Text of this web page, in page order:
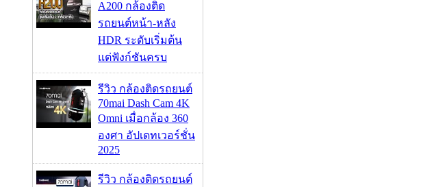
A200 กล้องติด
รถยนต์หน้า-หลัง
HDR ระดับเริ่มต้น
แต่ฟังก์ชันครบ
รีวิว กล้องติดรถยนต์
70mai Dash Cam 4K
Omni เมื่อกล้อง 360
องศา อัปเดทเวอร์ชั่น
2025
รีวิว กล้องติดรถยนต์